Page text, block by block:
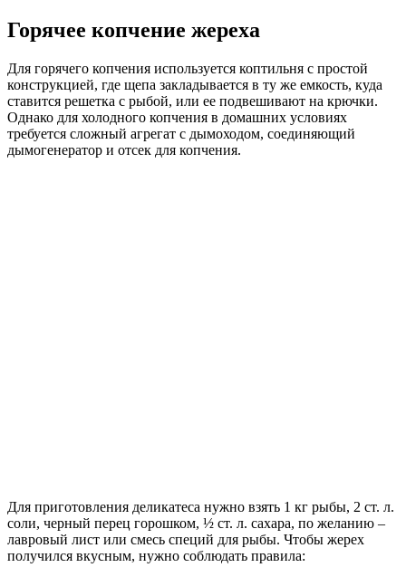
Горячее копчение жереха
Для горячего копчения используется коптильня с простой
конструкцией, где щепа закладывается в ту же емкость, куда
ставится решетка с рыбой, или ее подвешивают на крючки.
Однако для холодного копчения в домашних условиях
требуется сложный агрегат с дымоходом, соединяющий
дымогенератор и отсек для копчения.
Для приготовления деликатеса нужно взять 1 кг рыбы, 2 ст. л.
соли, черный перец горошком, ½ ст. л. сахара, по желанию –
лавровый лист или смесь специй для рыбы. Чтобы жерех
получился вкусным, нужно соблюдать правила: